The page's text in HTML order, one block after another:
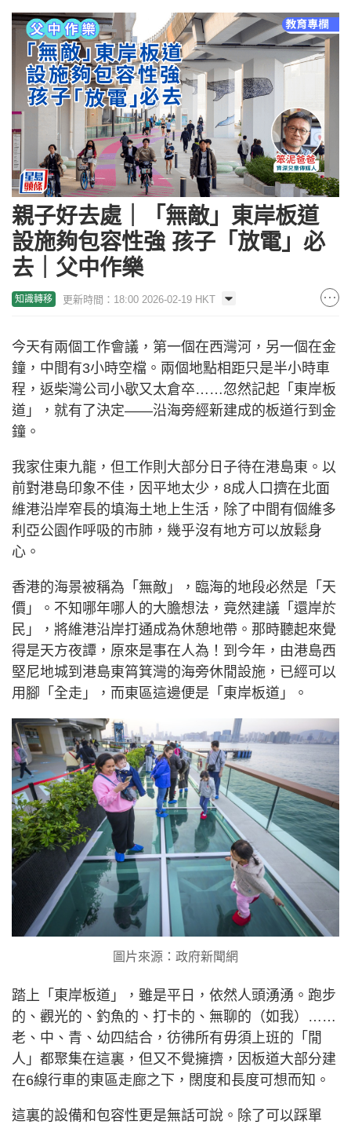
親子好去處｜「無敵」東岸板道
設施夠包容性強 孩子「放電」必
去｜父中作樂
知識轉移 更新時間：18:00 2026-02-19 HKT
今天有兩個工作會議，第一個在西灣河，另一個在金
鐘，中間有3小時空檔。兩個地點相距只是半小時車
程，返柴灣公司小歇又太倉卒……忽然記起「東岸板
道」，就有了決定——沿海旁經新建成的板道行到金
鐘。
我家住東九龍，但工作則大部分日子待在港島東。以
前對港島印象不佳，因平地太少，8成人口擠在北面
維港沿岸窄長的填海土地上生活，除了中間有個維多
利亞公園作呼吸的市肺，幾乎沒有地方可以放鬆身
心。
香港的海景被稱為「無敵」，臨海的地段必然是「天
價」。不知哪年哪人的大膽想法，竟然建議「還岸於
民」，將維港沿岸打通成為休憩地帶。那時聽起來覺
得是天方夜譚，原來是事在人為！到今年，由港島西
堅尼地城到港島東筲箕灣的海旁休閒設施，已經可以
用腳「全走」，而東區這邊便是「東岸板道」。
圖片來源：政府新聞網
踏上「東岸板道」，雖是平日，依然人頭湧湧。跑步
的、觀光的、釣魚的、打卡的、無聊的（如我）……
老、中、青、幼四結合，彷彿所有毋須上班的「閒
人」都聚集在這裏，但又不覺擁擠，因板道大部分建
在6線行車的東區走廊之下，闊度和長度可想而知。
這裏的設備和包容性更是無話可說。除了可以踩單